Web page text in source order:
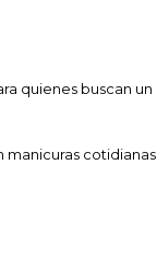
quienes buscan un
manicuras